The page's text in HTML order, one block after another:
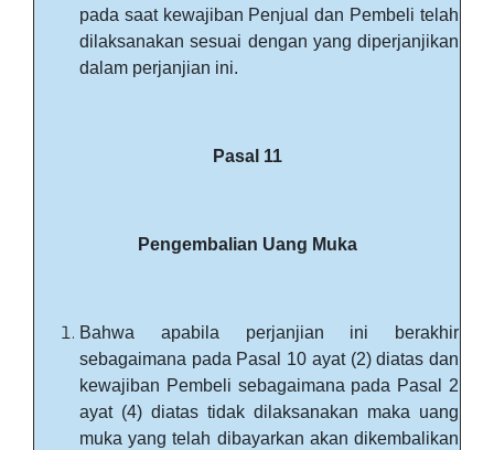
pada saat kewajiban Penjual dan Pembeli telah
dilaksanakan sesuai dengan yang diperjanjikan
dalam perjanjian ini.
Pasal 11
Pengembalian Uang Muka
Bahwa apabila perjanjian ini berakhir
sebagaimana pada Pasal 10 ayat (2) diatas dan
kewajiban Pembeli sebagaimana pada Pasal 2
ayat (4) diatas tidak dilaksanakan maka uang
muka yang telah dibayarkan akan dikembalikan